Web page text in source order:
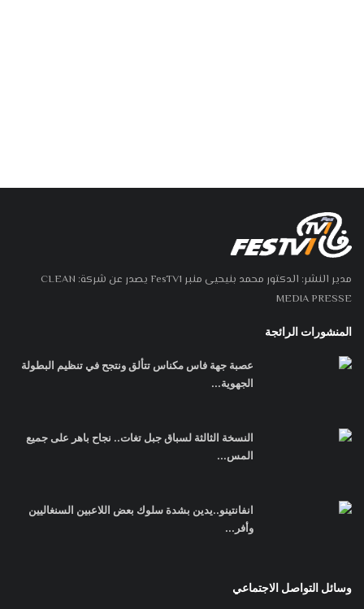
مدير النشر: الدكتور محمد بنيحيى منبر FesTV1 يصدر عن شركة: CLEAN
MEDIA PRESSE
المنشورات الرائجة
عصبة جهة فاس مكناس تتألق ونتجح في تنظيم البطولة
الجهوية...
النسخة الثالثة لسباق جبل تغات.. نجاح باهر على جميع
المس...
انفانتينو..يدين بشدة سلوك بعض اللاعبين السنغاليين
وأفر...
وسائل التواصل الاجتماعي